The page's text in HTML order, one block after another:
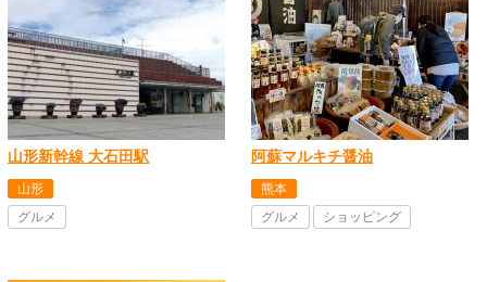
山形新幹線 大石田駅
山形
グルメ
阿蘇マルキチ醤油
熊本
グルメ
ショッピング